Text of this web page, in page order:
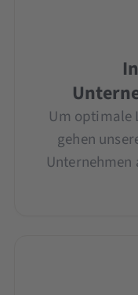
Um optimale
gehen
Unternehmen